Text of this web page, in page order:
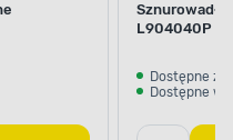
Sznurowadła
L904040P
Dostępne z
Dostępne w